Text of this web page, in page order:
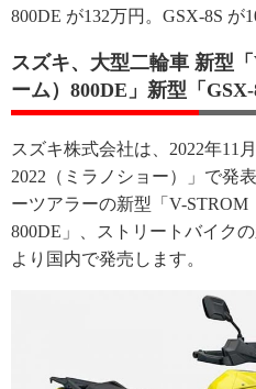
800DE が132万円。GSX-8S が
スズキ、大型二輪車 新型
ーム）800DE」新型「
スズキ株式会社は、2022年11
2022（ミラノショー）」で発
ーツアラーの新型「V-STROM
800DE」、ストリートバイク
より国内で発売します。